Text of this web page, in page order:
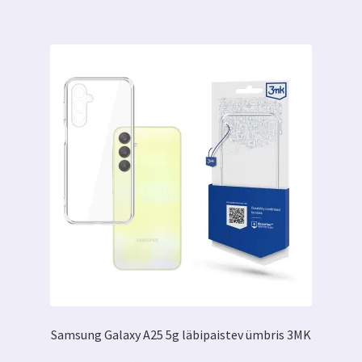
Samsung Galaxy A25 5g läbipaistev ümbris 3MK